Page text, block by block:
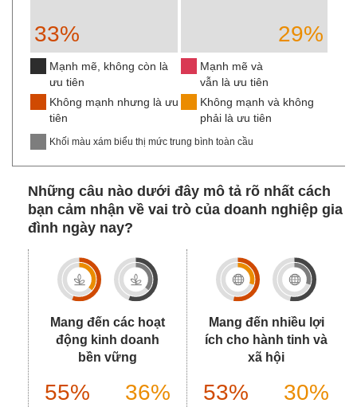
33% 29%
Mạnh mẽ, không còn là
ưu tiên
Mạnh mẽ và
vẫn là ưu tiên
Không mạnh nhưng là ưu
tiên
Không mạnh và không
phải là ưu tiên
Khối màu xám biểu thị mức trung bình toàn cầu
Những câu nào dưới đây mô tả rõ nhất cách
bạn cảm nhận về vai trò của doanh nghiệp gia
đình ngày nay?
Mang đến các hoạt
động kinh doanh
bền vững
55% 36%
Mang đến nhiều lợi
ích cho hành tinh và
xã hội
53% 30%